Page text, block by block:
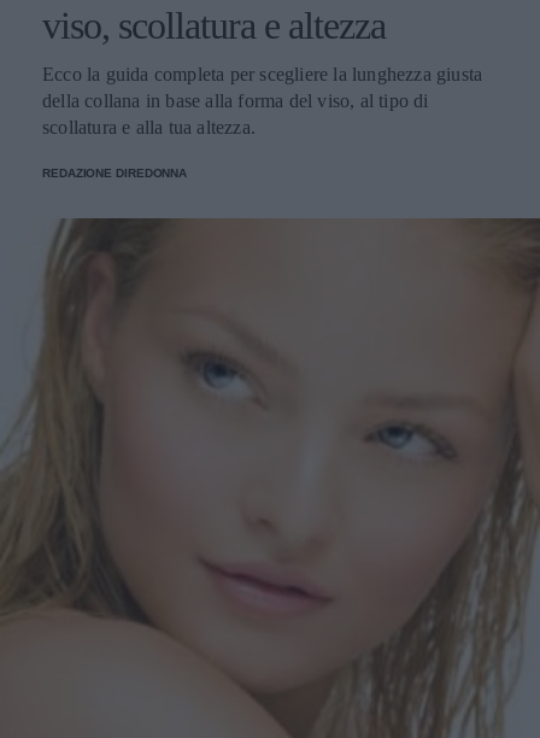
viso, scollatura e altezza
Ecco la guida completa per scegliere la lunghezza giusta
della collana in base alla forma del viso, al tipo di
scollatura e alla tua altezza.
REDAZIONE DIREDONNA